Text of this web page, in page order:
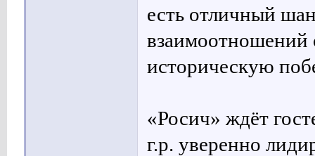
есть отличный
историческую
«Росич» ждёт
г.р. уверенно